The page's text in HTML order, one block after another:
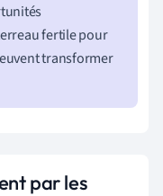
fertile pour
transformer
par les